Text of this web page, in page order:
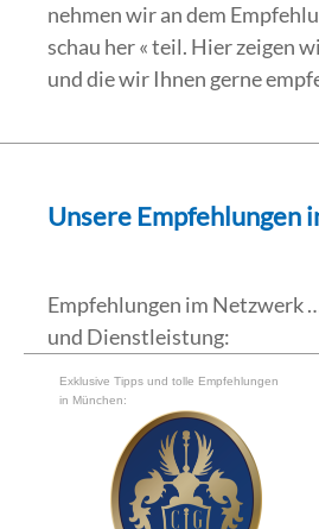
nehmen wir an dem
schau her « teil. Hier zeigen
und die wir Ihnen gerne
Unsere Empfehlungen
Empfehlungen im Netzwerk
und Dienstleistung:
Exklusive Tipps und tolle Empfehlungen
in München: